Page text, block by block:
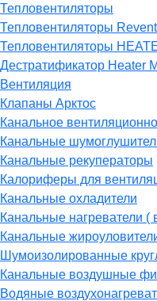
Тепловентиляторы
Тепловентиляторы
Тепловентиляторы
Дестратификатор Heater
Вентиляция
Клапаны Арктос
Канальное
Канальные
Канальные рекуператоры
Калориферы для
Канальные охладители
Канальные нагреватели (
Канальные
Шумоизолированные
Канальные воздушные
Водяные